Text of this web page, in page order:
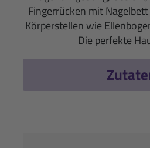
Fingerrücken mit
Körperstellen wie
Die perfekte